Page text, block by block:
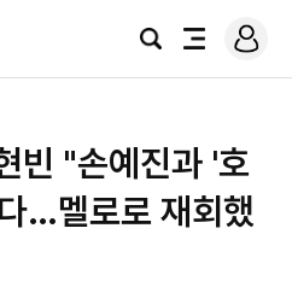
검
전
로
그
빈 "손예진과 '호
…멜로로 재회했